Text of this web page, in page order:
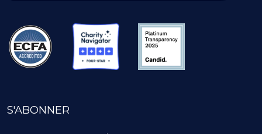
S'ABONNER